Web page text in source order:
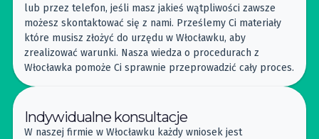
lub przez telefon, jeśli masz jakieś wątpliwości zawsze
możesz skontaktować się z nami. Prześlemy Ci materiały
które musisz złożyć do urzędu w Włocławku, aby
zrealizować warunki. Nasza wiedza o procedurach z
Włocławka pomoże Ci sprawnie przeprowadzić cały proces.
Indywidualne konsultacje
W naszej firmie w Włocławku każdy wniosek jest